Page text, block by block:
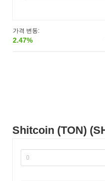
Shitcoin (TON)
가격 변동:
2.47%
법적 문제로 지연되었습니
터 상당한 자금을 모으는 비
죄송하지만, Shitcoin (TON)
이용 가능한 로드맵이나 계
다. 가장 정확하고 최신 정
식 채널이나 커뮤니티 포럼